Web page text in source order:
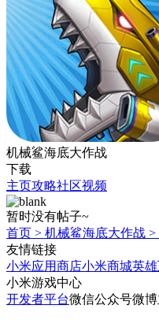
机械鲨海底大作战
下载
主页攻略社区视频
暂时没有帖子~
首页 > 机械鲨海底大作战 >
友情链接
小米应用商店小米商城英
小米游戏中心
开发者平台微信公众号微